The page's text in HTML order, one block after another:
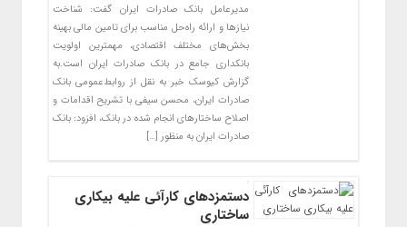
​مدیرعامل بانک صادرات ایران گفت: شناخت
نیازها و ارائه راه‌حل مناسب برای تامین مالی بهینه
بخش‌های مختلف اقتصادی، مهمترین اولویت
بانکداری جامع در بانک صادرات ایران است.به
گزارش کیوسک خبر به نقل از روابط‌عمومی بانک
صادرات ایران، محسن سیفی با تشریح اقدامات و
اصلاح ساختارهای انجام شده در بانک، افزود: بانک
صادرات ایران به منظور […]
دستمزدهای کارآئی علیه بیکاری
ساختاری